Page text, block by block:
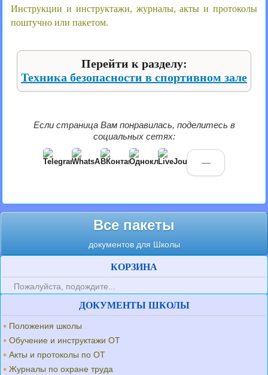
Инструкции и инструктажи, журналы, акты и протоколы
поштучно или пакетом.
Перейти к разделу:
Техника безопасности в спортивном зале
Если страница Вам понравилась, поделитесь в
социальных сетях:
—
Все пакеты
документов для Школы
КОРЗИНА
Пожалуйста, подождите...
ДОКУМЕНТЫ ШКОЛЫ
Положения школы
Обучение и инструктажи ОТ
Акты и протоколы по ОТ
Журналы по охране труда